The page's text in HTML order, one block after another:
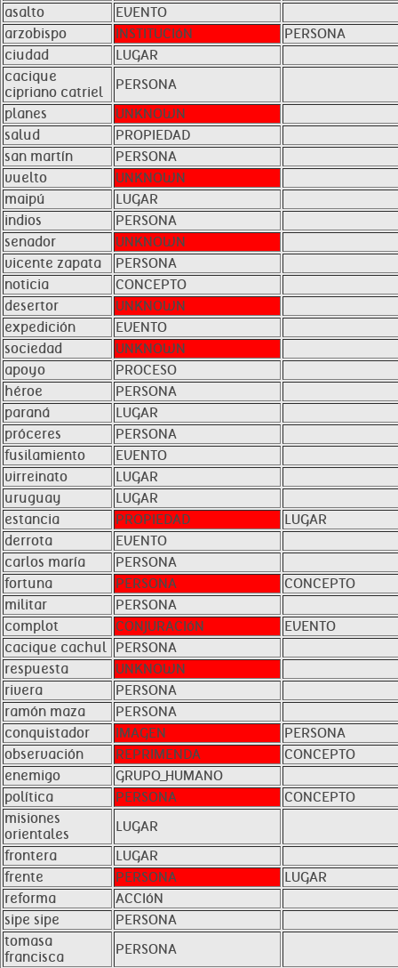
asalto
EVENTO
arzobispo
INSTITUCIóN
PERSONA
ciudad
LUGAR
cacique
cipriano catriel
PERSONA
planes
UNKNOWN
salud
PROPIEDAD
san martín
PERSONA
vuelto
UNKNOWN
maipú
LUGAR
indios
PERSONA
senador
UNKNOWN
vicente zapata
PERSONA
noticia
CONCEPTO
desertor
UNKNOWN
expedición
EVENTO
sociedad
UNKNOWN
apoyo
PROCESO
héroe
PERSONA
paraná
LUGAR
próceres
PERSONA
fusilamiento
EVENTO
virreinato
LUGAR
uruguay
LUGAR
estancia
PROPIEDAD
LUGAR
derrota
EVENTO
carlos maría
PERSONA
fortuna
PERSONA
CONCEPTO
militar
PERSONA
complot
CONJURACIóN
EVENTO
cacique cachul
PERSONA
respuesta
UNKNOWN
rivera
PERSONA
ramón maza
PERSONA
conquistador
IMAGEN
PERSONA
observación
REPRIMENDA
CONCEPTO
enemigo
GRUPO_HUMANO
política
PERSONA
CONCEPTO
misiones
orientales
LUGAR
frontera
LUGAR
frente
PERSONA
LUGAR
reforma
ACCIóN
sipe sipe
PERSONA
tomasa
francisca
PERSONA